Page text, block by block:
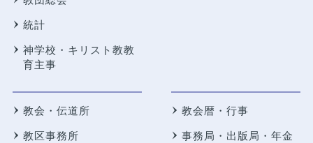
統計
神学校・キリスト教教
育主事
教会・伝道所
教区事務所
教会暦・行事
事務局・出版局・年金